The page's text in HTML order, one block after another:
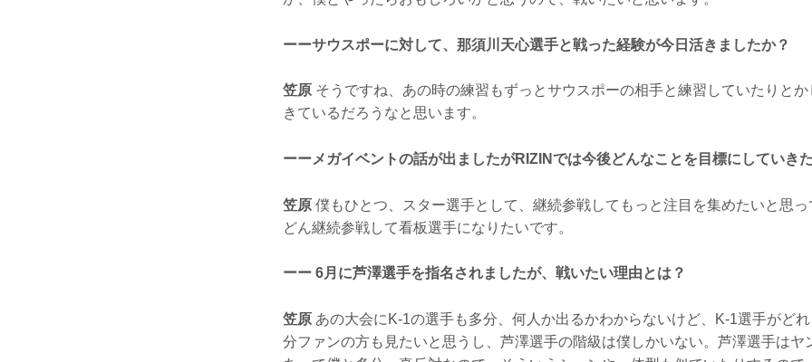
ーーサウスポーに対して、那須川天心選手と戦った経験が今日活きましたか？
笠原 そうですね、あの時の練習もずっとサウスポーの相手と練習していたりと
きているだろうなと思います。
ーーメガイベントの話が出ましたがRIZINでは今後どんなことを目標にしていき
笠原 僕もひとつ、スター選手として、継続参戦してもっと注目を集めたいと思
どん継続参戦して看板選手になりたいです。
ーー 6月に芦澤選手を指名されましたが、戦いたい理由とは？
笠原 あの大会にK-1の選手も多分、何人か出るかわからないけど、K-1選手がど
分ファンの方も見たいと思うし、芦澤選手の階級は僕しかいない。芦澤選手はヤ